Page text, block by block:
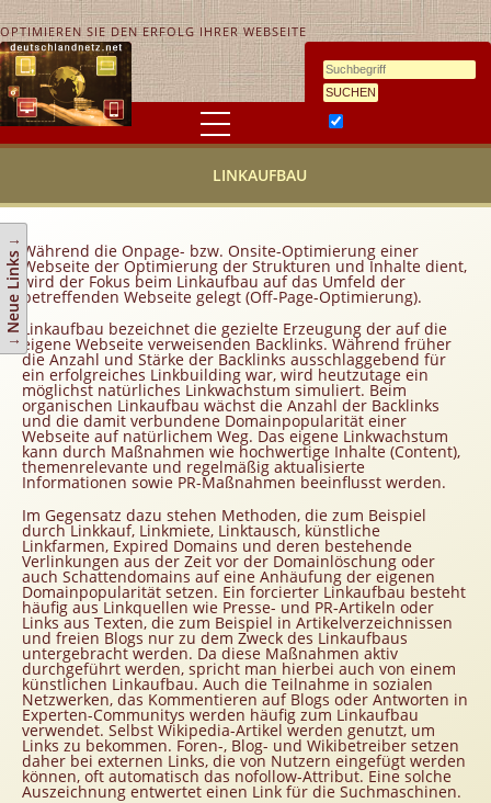
OPTIMIEREN SIE DEN ERFOLG IHRER WEBSEITE
Link hinzufügen
Eintrag ändern
Top 10
Newsletter
Werbedienstleistungen
Handy Tarifvergleich
Partner
Webkatalog
Linkaufbau
Sonderangebot
LINKAUFBAU
Während die Onpage- bzw. Onsite-Optimierung einer
Webseite der Optimierung der Strukturen und Inhalte dient,
wird der Fokus beim Linkaufbau auf das Umfeld der
betreffenden Webseite gelegt (Off-Page-Optimierung).
Linkaufbau bezeichnet die gezielte Erzeugung der auf die
eigene Webseite verweisenden Backlinks. Während früher
die Anzahl und Stärke der Backlinks ausschlaggebend für
ein erfolgreiches Linkbuilding war, wird heutzutage ein
möglichst natürliches Linkwachstum simuliert. Beim
organischen Linkaufbau wächst die Anzahl der Backlinks
und die damit verbundene Domainpopularität einer
Webseite auf natürlichem Weg. Das eigene Linkwachstum
kann durch Maßnahmen wie hochwertige Inhalte (Content),
themenrelevante und regelmäßig aktualisierte
Informationen sowie PR-Maßnahmen beeinflusst werden.
Im Gegensatz dazu stehen Methoden, die zum Beispiel
durch Linkkauf, Linkmiete, Linktausch, künstliche
Linkfarmen, Expired Domains und deren bestehende
Verlinkungen aus der Zeit vor der Domainlöschung oder
auch Schattendomains auf eine Anhäufung der eigenen
Domainpopularität setzen. Ein forcierter Linkaufbau besteht
häufig aus Linkquellen wie Presse- und PR-Artikeln oder
Links aus Texten, die zum Beispiel in Artikelverzeichnissen
und freien Blogs nur zu dem Zweck des Linkaufbaus
untergebracht werden. Da diese Maßnahmen aktiv
durchgeführt werden, spricht man hierbei auch von einem
künstlichen Linkaufbau. Auch die Teilnahme in sozialen
Netzwerken, das Kommentieren auf Blogs oder Antworten in
Experten-Communitys werden häufig zum Linkaufbau
verwendet. Selbst Wikipedia-Artikel werden genutzt, um
Links zu bekommen. Foren-, Blog- und Wikibetreiber setzen
daher bei externen Links, die von Nutzern eingefügt werden
können, oft automatisch das nofollow-Attribut. Eine solche
Auszeichnung entwertet einen Link für die Suchmaschinen.
↓ Neue Links ↓